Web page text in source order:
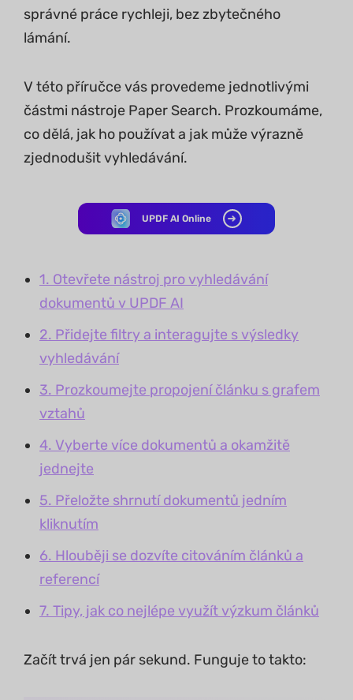
správné práce rychleji, bez zbytečného
lámání.
V této příručce vás provedeme jednotlivými
částmi nástroje Paper Search. Prozkoumáme,
co dělá, jak ho používat a jak může výrazně
zjednodušit vyhledávání.
UPDF AI Online
1. Otevřete nástroj pro vyhledávání
dokumentů v UPDF AI
2. Přidejte filtry a interagujte s výsledky
vyhledávání
3. Prozkoumejte propojení článku s grafem
vztahů
4. Vyberte více dokumentů a okamžitě
jednejte
5. Přeložte shrnutí dokumentů jedním
kliknutím
6. Hlouběji se dozvíte citováním článků a
referencí
7. Tipy, jak co nejlépe využít výzkum článků
Začít trvá jen pár sekund. Funguje to takto: